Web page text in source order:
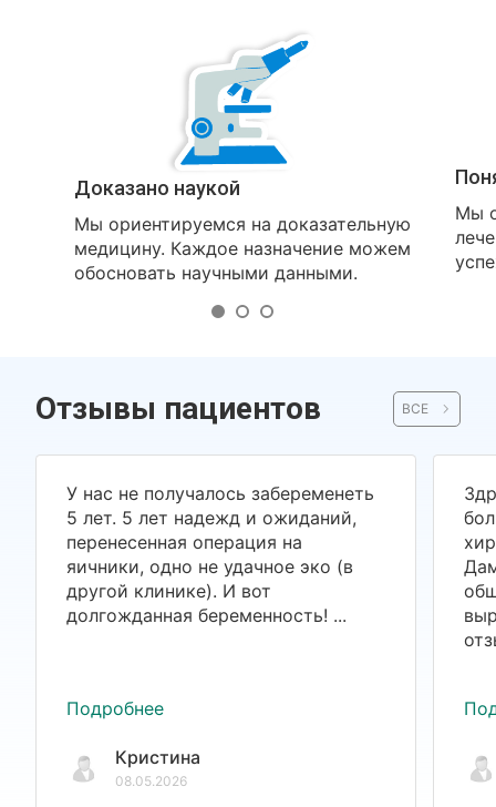
Доказано наукой
Мы ориентируемся на доказательную
медицину. Каждое назначение можем
обосновать научными данными.
Мы
Отзывы пациентов ВСЕ
У нас не получалось забеременеть
5 лет. 5 лет надежд и ожиданий,
перенесенная операция на
яичники, одно не удачное эко (в
другой клинике). И вот
долгожданная беременность! ...
Подробнее
Кристина
08.05.2026